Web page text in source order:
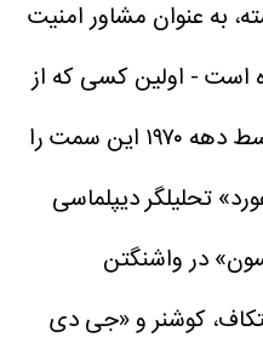
به عنوان مشاور امنیت
است - اولین کسی که از
زمان «هنری کیسینجر» در اواسط دهه ۱۹۷۰ این سمت را
تحلیلگر دیپلماسی
در واشنگتن
کوشنر و «جی دی